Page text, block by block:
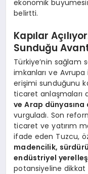
ekonomik
belirtti.
Kapılar
Sunduğu
Türkiye’nin sağlam
imkanları ve
erişimi sunduğunu
ticaret anlaşmaları
ve Arap dünyasına
vurguladı. Son
ticaret ve yatırım
ifade eden Tuzcu,
madencilik,
endüstriyel
potansiyeline dikkat